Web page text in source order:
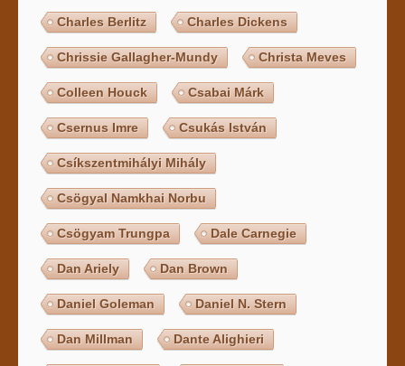
Charles Berlitz Charles Dickens
Chrissie Gallagher-Mundy Christa Meves
Colleen Houck Csabai Márk
Csernus Imre Csukás István
Csíkszentmihályi Mihály
Csögyal Namkhai Norbu
Csögyam Trungpa Dale Carnegie
Dan Ariely Dan Brown
Daniel Goleman Daniel N. Stern
Dan Millman Dante Alighieri